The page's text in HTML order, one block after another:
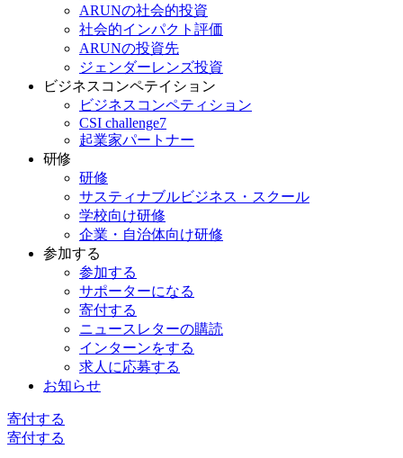
ARUNの社会的投資
社会的インパクト評価
ARUNの投資先
ジェンダーレンズ投資
ビジネスコンペテイション
ビジネスコンペティション
CSI challenge7
起業家パートナー
研修
研修
サスティナブルビジネス・スクール
学校向け研修
企業・自治体向け研修
参加する
参加する
サポーターになる
寄付する
ニュースレターの購読
インターンをする
求人に応募する
お知らせ
寄付する
寄付する